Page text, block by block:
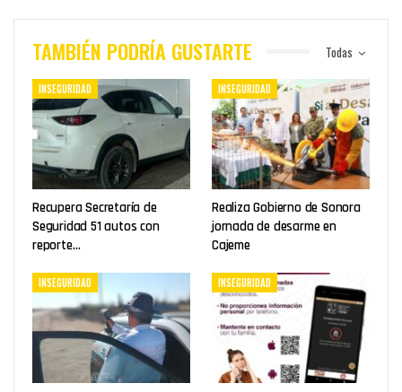
Todas
TAMBIÉN PODRÍA GUSTARTE
INSEGURIDAD
Recupera Secretaría de
Seguridad 51 autos con
reporte…
INSEGURIDAD
Realiza Gobierno de Sonora
jornada de desarme en
Cajeme
INSEGURIDAD INSEGURIDAD